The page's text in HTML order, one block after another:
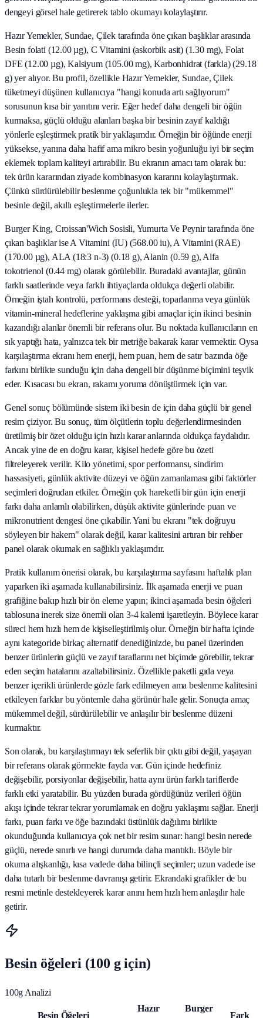
dengeyi görsel hale getirerek tablo okumayı kolaylaştırır.
Hazır Yemekler, Sundae, Çilek tarafında öne çıkan başlıklar arasında
Besin folati (12.00 µg), C Vitamini (askorbik asit) (1.30 mg), Folat
DFE (12.00 µg), Kalsiyum (105.00 mg), Karbonhidrat (farkla) (29.18
g) yer alıyor. Bu profil, özellikle Hazır Yemekler, Sundae, Çilek
tüketmeyi düşünen kullanıcıya "hangi konuda artı sağlıyorum"
sorusunun kısa bir yanıtını verir. Eğer hedef daha dengeli bir öğün
kurmaksa, güçlü olduğu alanları başka bir besinin zayıf kaldığı
yönlerle eşleştirmek pratik bir yaklaşımdır. Örneğin bir öğünde enerji
yüksekse, yanına daha hafif ama mikro besin yoğunluğu iyi bir seçim
eklemek toplam kaliteyi artırabilir. Bu ekranın amacı tam olarak bu:
tek ürün kararından ziyade kombinasyon kararını kolaylaştırmak.
Çünkü sürdürülebilir beslenme çoğunlukla tek bir "mükemmel"
besinle değil, akıllı eşleştirmelerle ilerler.
Burger King, Croissan'Wich Sosisli, Yumurta Ve Peynir tarafında öne
çıkan başlıklar ise A Vitamini (IU) (568.00 iu), A Vitamini (RAE)
(170.00 µg), ALA (18:3 n-3) (0.18 g), Alanin (0.59 g), Alfa
tokotrienol (0.44 mg) olarak görülebilir. Buradaki avantajlar, günün
farklı saatlerinde veya farklı ihtiyaçlarda oldukça değerli olabilir.
Örneğin iştah kontrolü, performans desteği, toparlanma veya günlük
vitamin-mineral hedeflerine yaklaşma gibi amaçlar için ikinci besinin
kazandığı alanlar önemli bir referans olur. Bu noktada kullanıcıların en
sık yaptığı hata, yalnızca tek bir metriğe bakarak karar vermektir. Oysa
karşılaştırma ekranı hem enerji, hem puan, hem de satır bazında öğe
farkını birlikte sunduğu için daha dengeli bir düşünme biçimini teşvik
eder. Kısacası bu ekran, rakamı yoruma dönüştürmek için var.
Genel sonuç bölümünde sistem iki besin de için daha güçlü bir genel
resim çiziyor. Bu sonuç, tüm ölçütlerin toplu değerlendirmesinden
üretilmiş bir özet olduğu için hızlı karar anlarında oldukça faydalıdır.
Ancak yine de en doğru karar, kişisel hedefe göre bu özeti
filtreleyerek verilir. Kilo yönetimi, spor performansı, sindirim
hassasiyeti, günlük aktivite düzeyi ve öğün zamanlaması gibi faktörler
seçimleri doğrudan etkiler. Örneğin çok hareketli bir gün için enerji
farkı daha anlamlı olabilirken, düşük aktivite günlerinde puan ve
mikronutrient dengesi öne çıkabilir. Yani bu ekranı "tek doğruyu
söyleyen bir hakem" olarak değil, karar kalitesini artıran bir rehber
panel olarak okumak en sağlıklı yaklaşımdır.
Pratik kullanım önerisi olarak, bu karşılaştırma sayfasını haftalık plan
yaparken iki aşamada kullanabilirsiniz. İlk aşamada enerji ve puan
grafiğine bakıp hızlı bir ön eleme yapın; ikinci aşamada besin öğeleri
tablosuna inerek size önemli olan 3-4 kalemi işaretleyin. Böylece karar
süreci hem hızlı hem de kişiselleştirilmiş olur. Örneğin bir hafta içinde
aynı kategoride birkaç alternatif denediğinizde, bu panel üzerinden
benzer ürünlerin güçlü ve zayıf taraflarını net biçimde görebilir, tekrar
eden seçim hatalarını azaltabilirsiniz. Özellikle paketli gıda veya
benzer içerikli ürünlerde gözle fark edilmeyen ama beslenme kalitesini
etkileyen farklar bu yöntemle daha görünür hale gelir. Sonuçta amaç
mükemmel değil, sürdürülebilir ve anlaşılır bir beslenme düzeni
kurmaktır.
Son olarak, bu karşılaştırmayı tek seferlik bir çıktı gibi değil, yaşayan
bir referans olarak görmekte fayda var. Gün içinde hedefiniz
değişebilir, porsiyonlar değişebilir, hatta aynı ürün farklı tariflerde
farklı etki yaratabilir. Bu yüzden burada gördüğünüz verileri öğün
akışı içinde tekrar tekrar yorumlamak en doğru yaklaşımı sağlar. Enerji
farkı, puan farkı ve öğe bazındaki üstünlük dağılımı birlikte
okunduğunda kullanıcıya çok net bir resim sunar: hangi besin nerede
güçlü, nerede sınırlı ve hangi durumda daha mantıklı. Böyle bir
okuma alışkanlığı, kısa vadede daha bilinçli seçimler; uzun vadede ise
daha tutarlı bir beslenme davranışı getirir. Ekrandaki grafikler de bu
resmi metinle destekleyerek karar anını hem hızlı hem anlaşılır hale
getirir.
Besin öğeleri (100 g için)
100g Analizi
Besin Öğeleri
Hazır
Burger
Fark